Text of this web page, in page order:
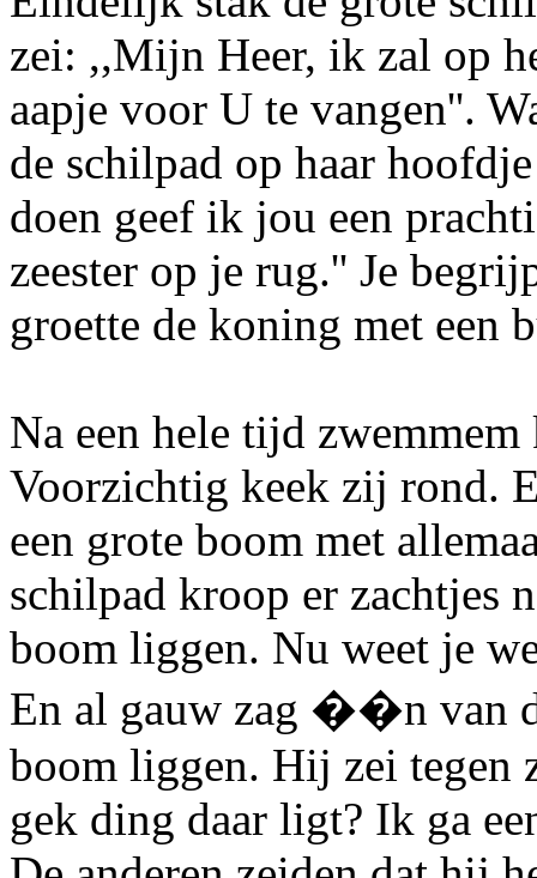
zei: ,,Mijn Heer, ik zal op
aapje voor U te vangen''.
de schilpad op haar
doen geef ik jou een
zeester op je rug.'' Je
groette de koning met een
Na een hele tijd
Voorzichtig keek zij rond.
een grote boom met
schilpad kroop er zachtjes
boom liggen. Nu weet je
En al gauw zag ��n van
boom liggen. Hij zei tegen
gek ding daar ligt? Ik ga